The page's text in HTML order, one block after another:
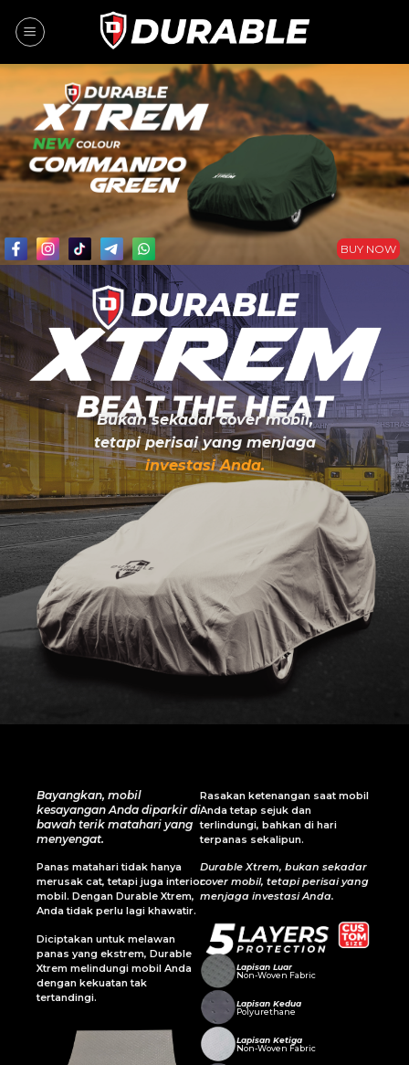
BUY NOW
Bukan sekadar cover mobil,
tetapi perisai yang menjaga
investasi Anda.
Bayangkan, mobil
kesayangan Anda diparkir di
bawah terik matahari yang
menyengat.
Panas matahari tidak hanya
merusak cat, tetapi juga interior
mobil. Dengan Durable Xtrem,
Anda tidak perlu lagi khawatir.
Diciptakan untuk melawan
panas yang ekstrem, Durable
Xtrem melindungi mobil Anda
dengan kekuatan tak
tertandingi.
Rasakan ketenangan saat mobil
Anda tetap sejuk dan
terlindungi, bahkan di hari
terpanas sekalipun.
Durable Xtrem, bukan sekadar
cover mobil, tetapi perisai yang
menjaga investasi Anda.
Lapisan Luar
Non-Woven Fabric
Lapisan Kedua
Polyurethane
Lapisan Ketiga
Non-Woven Fabric